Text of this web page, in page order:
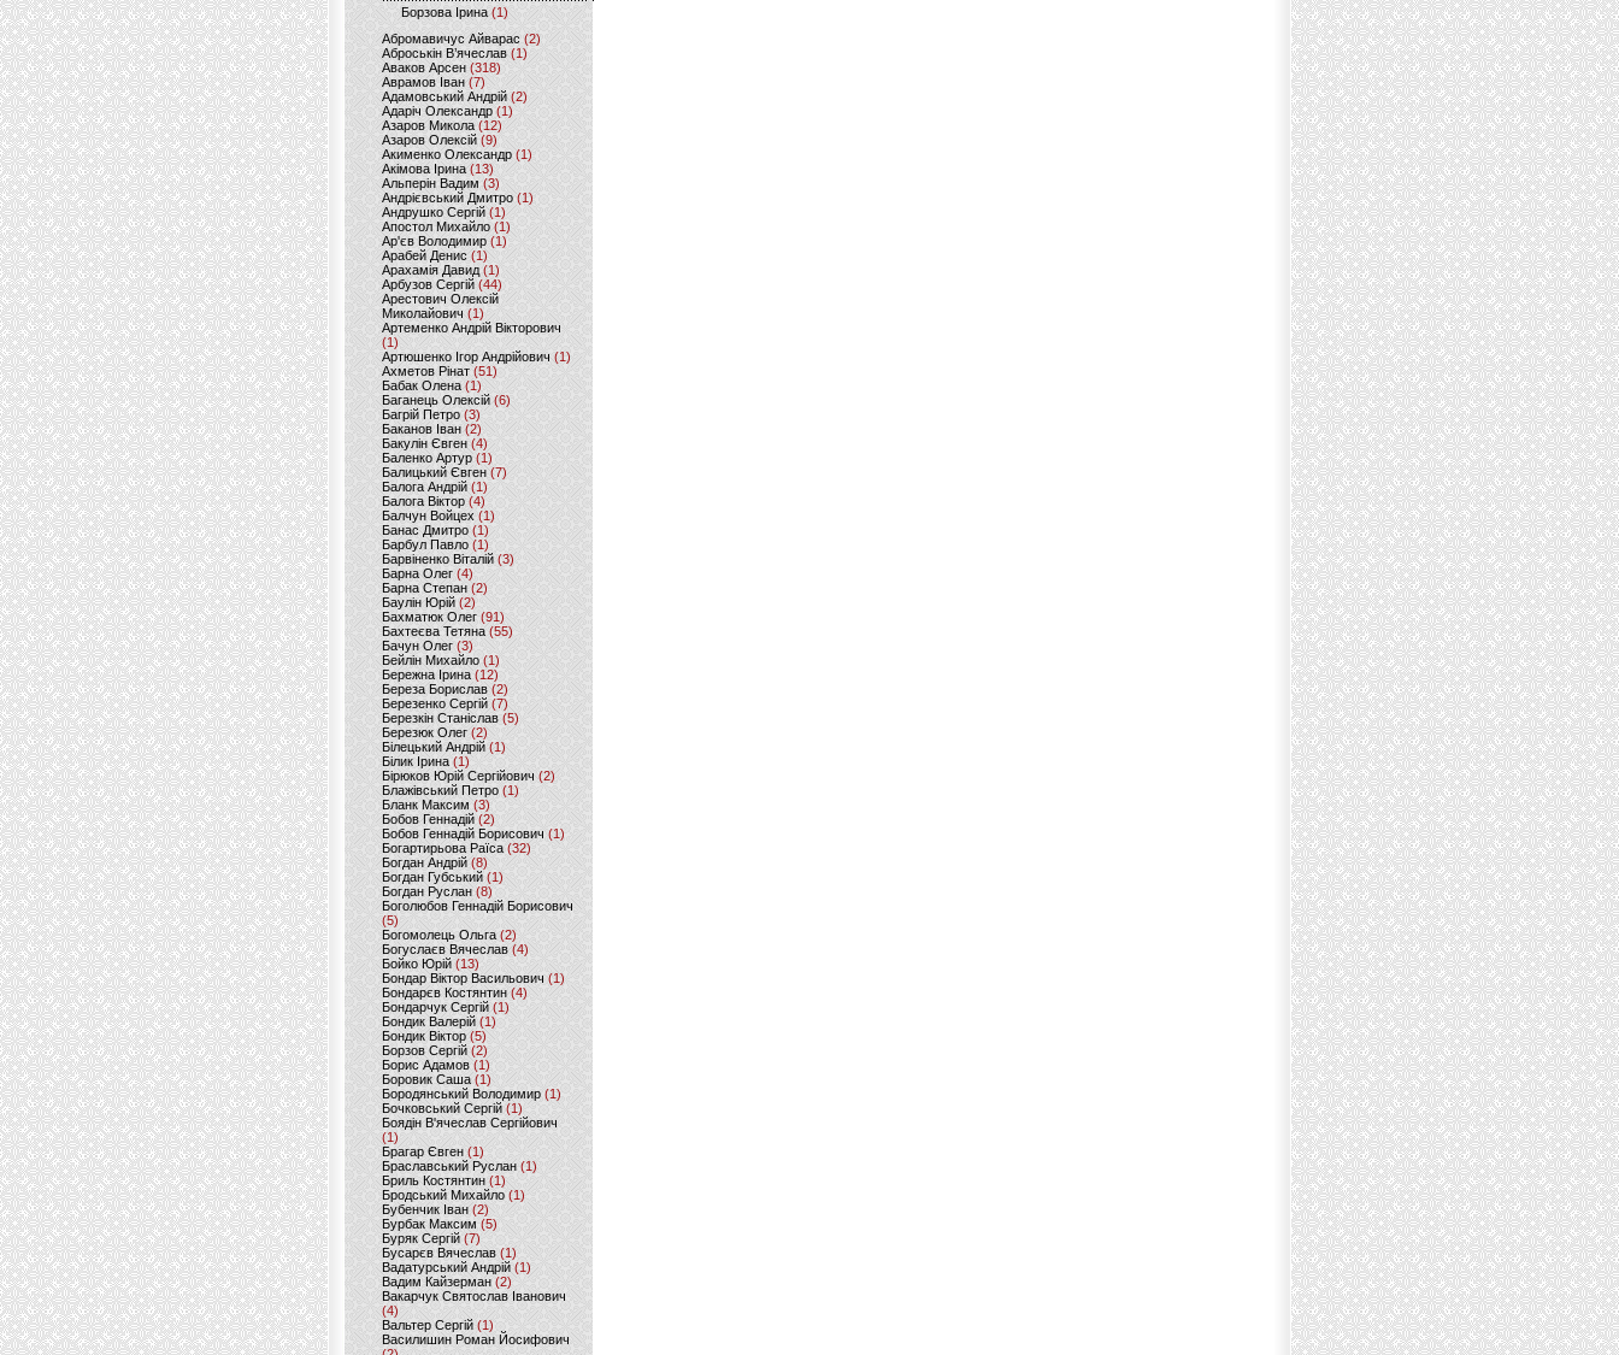
Борзова Ірина(1)
Абромавичус Айварас (2)
Аброськін В’ячеслав(1)
Аваков Арсен (318)
Аврамов Іван (7)
Адамовський Андрій(2)
Адаріч Олександр (1)
Азаров Микола (12)
Азаров Олексій (9)
Акименко Олександр(1)
Акімова Ірина(13)
Альперін Вадим (3)
Андрієвський Дмитро(1)
Андрушко Сергій(1)
Апостол Михайло(1)
Ар'єв Володимир (1)
Арабей Денис(1)
Арахамія Давид (1)
Арбузов Сергій (44)
Арестович Олексій
Миколайович(1)
Артеменко Андрій Вікторович
(1)
Артюшенко Ігор Андрійович(1)
Ахметов Рінат(51)
Бабак Олена(1)
Баганець Олексій(6)
Багрій Петро (3)
Баканов Іван(2)
Бакулін Євген (4)
Баленко Артур(1)
Балицький Євген(7)
Балога Андрій (1)
Балога Віктор (4)
Балчун Войцех (1)
Банас Дмитро (1)
Барбул Павло(1)
Барвіненко Віталій(3)
Барна Олег (4)
Барна Степан (2)
Баулін Юрій (2)
Бахматюк Олег (91)
Бахтеєва Тетяна(55)
Бачун Олег (3)
Бейлін Михайло (1)
Бережна Ірина(12)
Береза Борислав(2)
Березенко Сергій (7)
Березкін Станіслав (5)
Березюк Олег(2)
Білецький Андрій (1)
Білик Ірина (1)
Бірюков Юрій Сергійович (2)
Блажівський Петро (1)
Бланк Максим(3)
Бобов Геннадій (2)
Бобов Геннадій Борисович (1)
Богартирьова Раїса (32)
Богдан Андрій(8)
Богдан Губський (1)
Богдан Руслан(8)
Боголюбов Геннадій Борисович
(5)
Богомолець Ольга (2)
Богуслаєв Вячеслав (4)
Бойко Юрій (13)
Бондар Віктор Васильович (1)
Бондарєв Костянтин (4)
Бондарчук Сергій(1)
Бондик Валерій (1)
Бондик Віктор(5)
Борзов Сергiй (2)
Борис Адамов(1)
Боровик Саша (1)
Бородянський Володимир (1)
Бочковський Сергій (1)
Боядін В'ячеслав Сергійович
(1)
Брагар Євген (1)
Браславський Руслан (1)
Бриль Костянтин (1)
Бродський Михайло (1)
Бубенчик Іван(2)
Бурбак Максим (5)
Буряк Сергій (7)
Бусарєв Вячеслав (1)
Вадатурський Андрій (1)
Вадим Кайзерман (2)
Вакарчук Святослав Іванович
(4)
Вальтер Сергій (1)
Василишин Роман Йосифович